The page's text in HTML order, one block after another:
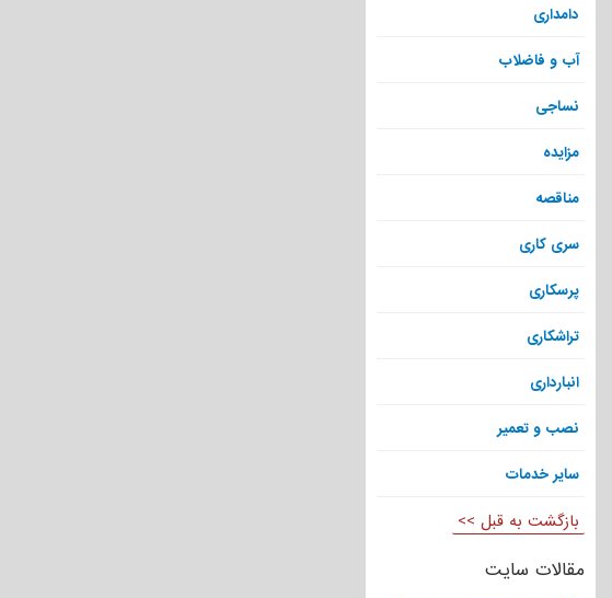
دامداری
آب و فاضلاب
نساجی
مزایده
مناقصه
سری کاری
پرسکاری
تراشکاری
انبارداری
نصب و تعمیر
سایر خدمات
بازگشت به قبل >>
مقالات سایت